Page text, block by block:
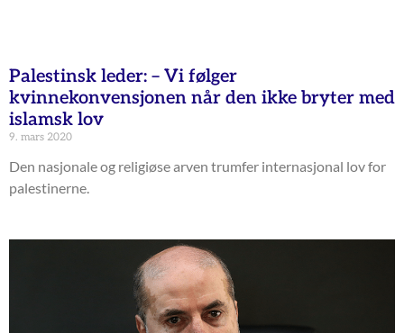
Palestinsk leder: – Vi følger
kvinnekonvensjonen når den ikke bryter med
islamsk lov
9. mars 2020
Den nasjonale og religiøse arven trumfer internasjonal lov for
palestinerne.